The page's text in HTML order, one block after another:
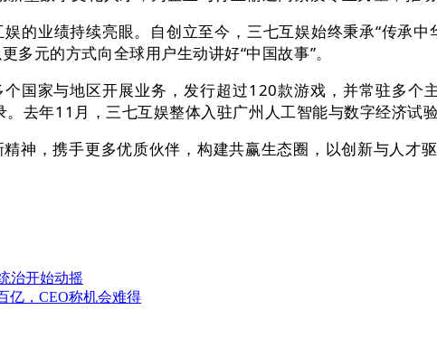
业绩持续亮眼。自创立至今，三七互娱始终秉承“传承中
多元的方式向全球用户生动讲好“中国故事”。
家与地区开展业务，发行超过120款游戏，并常驻多个
去年11月，三七互娱整体入驻广州人工智能与数字经济试
，携手更多优质伙伴，构建共赢生态圈，以创新与人才
治开始动摇
亿，CEO称机会难得